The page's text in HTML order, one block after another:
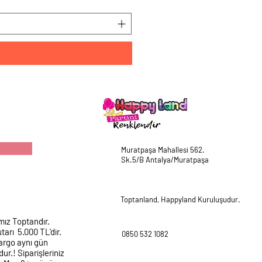
Toptandır.
5.000 TL'dir.
aynı gün
Siparişleriniz
Muratpaşa Mahallesi 562.
Sk.5/B Antalya/Muratpaşa
Toptanland, Happyland Kuruluşudur.
0850 532 1082